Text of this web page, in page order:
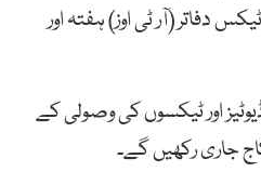
دفاتر (آر ٹی اوز) ہفتہ اور
ڈیوٹیز اور ٹیکسوں کی وصولی کے
جاری رکھیں گے۔